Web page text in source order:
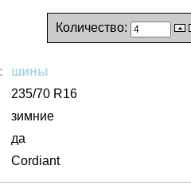
Количество:
шины
235/70 R16
зимние
да
Cordiant